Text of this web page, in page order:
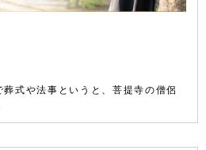
式や法事というと、菩提寺の僧侶